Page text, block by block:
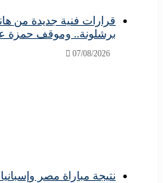
قرارات فنية جديدة من هانز فليك
برشلونة.. وموقف حمزة عبد
نتيجة مباراة مصر وإسبانيا فى